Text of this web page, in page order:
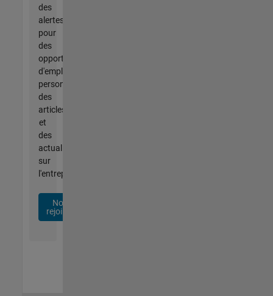
des
alertes
pour
des
opportunités
d'emploi
personnalisées,
des
articles
et
des
actualités
sur
l'entreprise.
Nous
rejoindre